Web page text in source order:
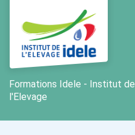
Aller au menu principal
Aller au contenu principal
Personnaliser l'interface
Formations Idele - Institut de
l'Elevage